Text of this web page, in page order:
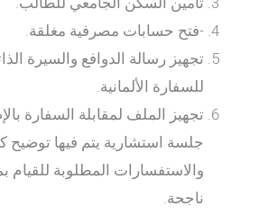
-فتح حسابات مصرفية مغلقة.
تجهيز رسالة الدوافع والسيرة
للسفارة الألمانية.
تجهيز الملف لمقابلة السفارة
جلسة استشارية يتم فيها توضيح
والاستفسارات المطلوبة للقيام
ناجحة.